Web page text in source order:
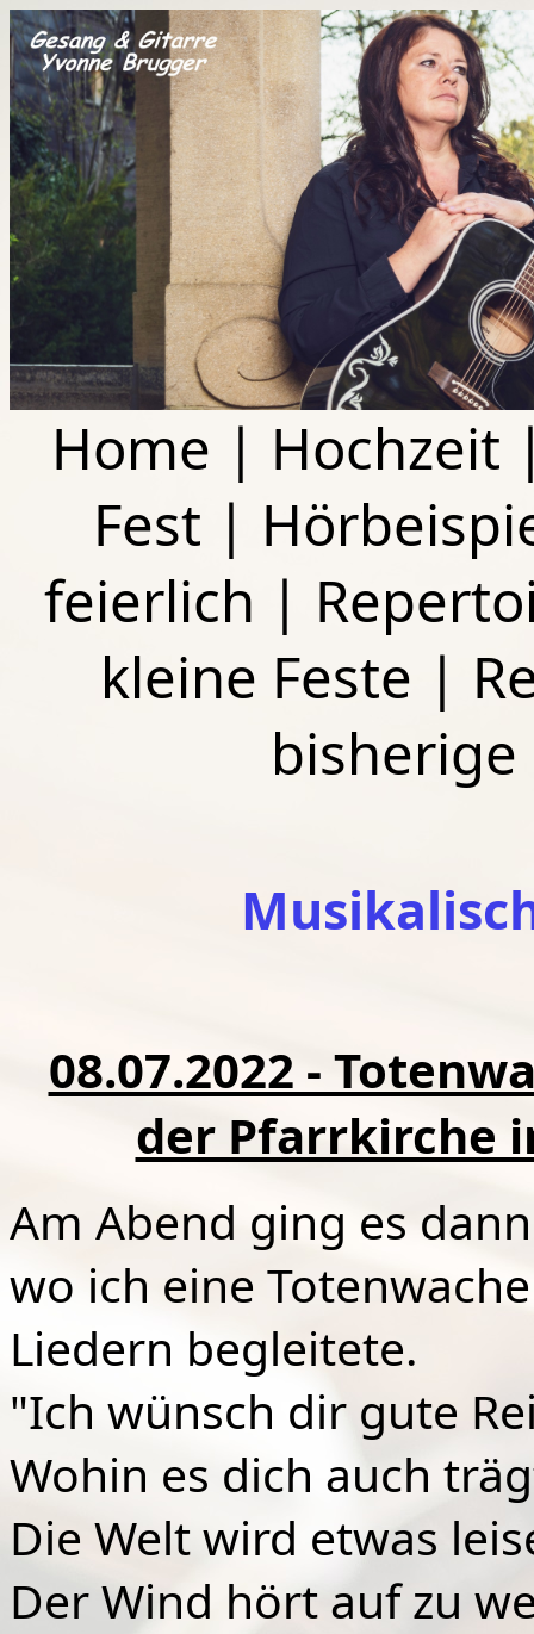
Home | Hochzeit
Fest |
feierlich |
kleine Feste |
08.07.2022 -
der Pfarrkirche
Am Abend ging es
wo ich eine
Liedern begleitete.
"Ich wünsch dir gute
Wohin es dich auch
Die Welt wird etwas
Der Wind hört auf zu